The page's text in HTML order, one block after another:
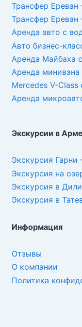
Трансфер
Трансфер
Аренда авто с
Авто бизнес-
Аренда Майбаха
Аренда минивэна
Mercedes V-Class
Аренда
Экскурсии в
Экскурсия Гарни
Экскурсия на
Экскурсия в
Экскурсия в
Информация
Отзывы
О компании
Политика